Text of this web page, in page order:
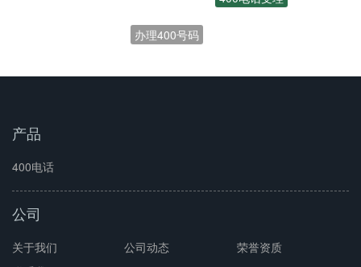
产品
400电话
公司
关于我们 公司动态
荣誉资质